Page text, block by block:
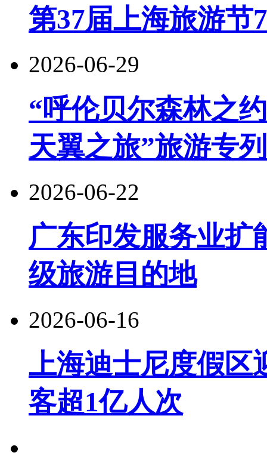
第37届上海旅游节
2026-06-29
“呼伦贝尔森林之
天翼之旅”旅游专
2026-06-22
广东印发服务业扩
级旅游目的地
2026-06-16
上海迪士尼度假区
客超1亿人次